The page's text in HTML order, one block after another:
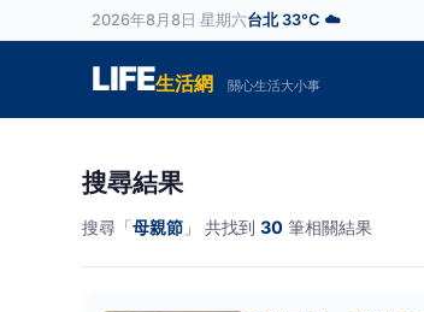
2026年8月8日 星期六台北 33°C ☁️
LIFE生活網 關心生活大小事
搜尋結果
搜尋「母親節 」 共找到 30 筆相關結果